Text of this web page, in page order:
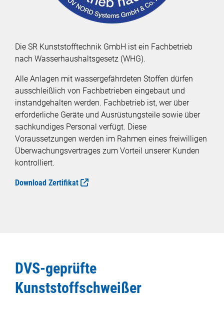
Die SR Kunststofftechnik GmbH ist ein Fachbetrieb
nach Wasserhaushaltsgesetz (WHG).
Alle Anlagen mit wassergefährdeten Stoffen dürfen
ausschleißlich von Fachbetrieben eingebaut und
instandgehalten werden. Fachbetrieb ist, wer über
erforderliche Geräte und Ausrüstungsteile sowie über
sachkundiges Personal verfügt. Diese
Voraussetzungen werden im Rahmen eines freiwilligen
Überwachungsvertrages zum Vorteil unserer Kunden
kontrolliert.
Download Zertifikat
DVS-geprüfte
Kunststoffschweißer